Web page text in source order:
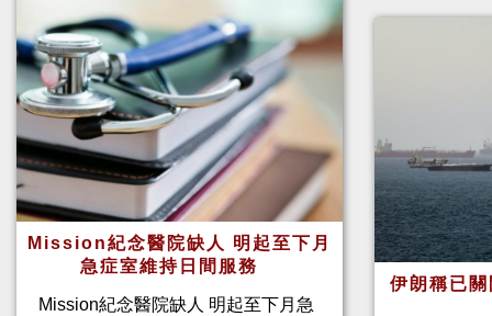
Mission紀念醫院缺人 明起至下月
急症室維持日間服務
Mission紀念醫院缺人 明起至下月急
伊朗稱已